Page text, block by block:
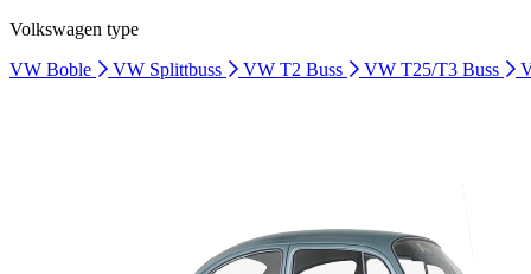
Volkswagen type
VW Boble
VW Splittbuss VW T2 Buss VW T25/T3 Buss